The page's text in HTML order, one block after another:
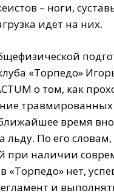
– ноги,
идёт на них.
«Торпедо»
о том, как
время
льду. По его
при наличии
«Торпедо» нет,
и